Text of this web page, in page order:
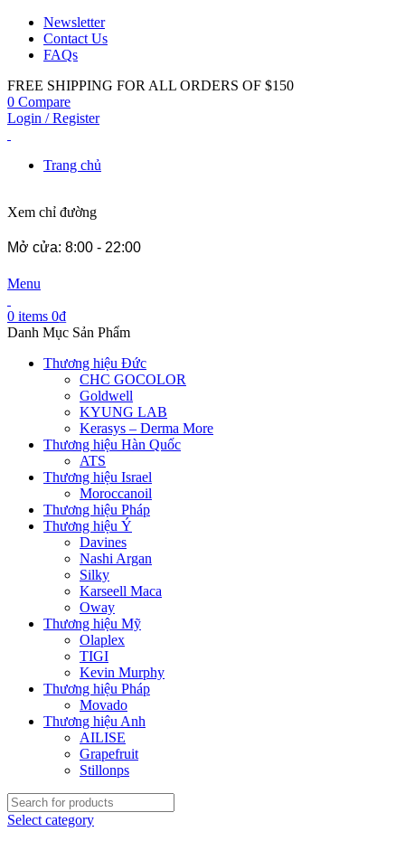
Newsletter
Contact Us
FAQs
FREE SHIPPING FOR ALL ORDERS OF $150
0 Compare
Login / Register
Trang chủ
Xem chỉ đường
Mở cửa: 8:00 - 22:00
Menu
0 items 0₫
Danh Mục Sản Phẩm
Thương hiệu Đức
CHC GOCOLOR
Goldwell
KYUNG LAB
Kerasys – Derma More
Thương hiệu Hàn Quốc
ATS
Thương hiệu Israel
Moroccanoil
Thương hiệu Pháp
Thương hiệu Ý
Davines
Nashi Argan
Silky
Karseell Maca
Oway
Thương hiệu Mỹ
Olaplex
TIGI
Kevin Murphy
Thương hiệu Pháp
Movado
Thương hiệu Anh
AILISE
Grapefruit
Stillonps
Select category